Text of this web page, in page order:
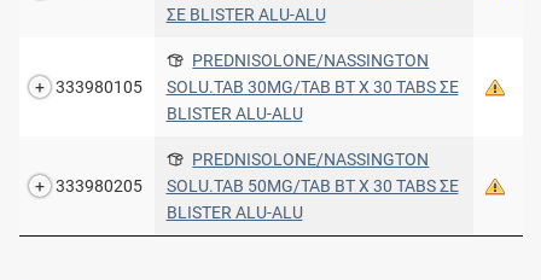
ΣΕ BLISTER ALU-ALU
333980105
PREDNISOLONE/NASSINGTON
SOLU.TAB 30MG/TAB BT X 30 TABS ΣΕ
BLISTER ALU-ALU
333980205
PREDNISOLONE/NASSINGTON
SOLU.TAB 50MG/TAB BT X 30 TABS ΣΕ
BLISTER ALU-ALU